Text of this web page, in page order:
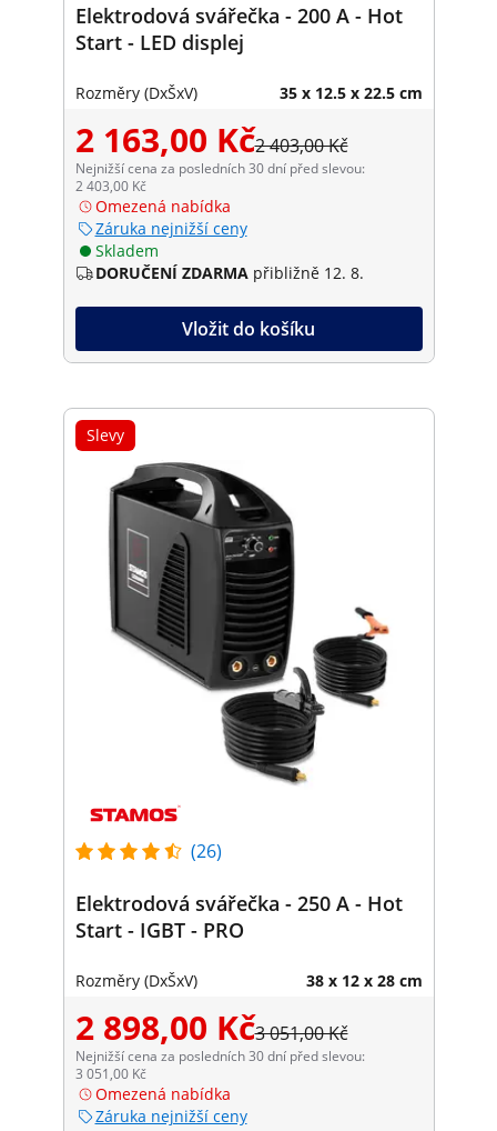
Elektrodová svářečka - 200 A - Hot
Start - LED displej
Rozměry (DxŠxV) 35 x 12.5 x 22.5 cm
2 163,00 Kč2 403,00 Kč
Nejnižší cena za posledních 30 dní před slevou:
2 403,00 Kč
Omezená nabídka
Záruka nejnižší ceny
Skladem
DORUČENÍ ZDARMA přibližně 12. 8.
Vložit do košíku
Slevy
(26)
Elektrodová svářečka - 250 A - Hot
Start - IGBT - PRO
Rozměry (DxŠxV) 38 x 12 x 28 cm
2 898,00 Kč3 051,00 Kč
Nejnižší cena za posledních 30 dní před slevou:
3 051,00 Kč
Omezená nabídka
Záruka nejnižší ceny